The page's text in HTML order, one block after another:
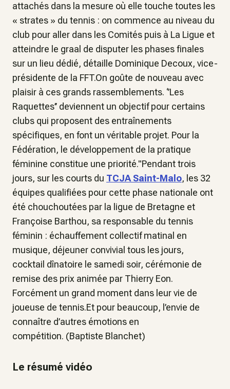
attachés dans la mesure où elle touche toutes les
« strates » du tennis : on commence au niveau du
club pour aller dans les Comités puis à La Ligue et
atteindre le graal de disputer les phases finales
sur un lieu dédié, détaille Dominique Decoux, vice-
présidente de la FFT.On goûte de nouveau avec
plaisir à ces grands rassemblements. ‘’Les
Raquettes’’ deviennent un objectif pour certains
clubs qui proposent des entraînements
spécifiques, en font un véritable projet. Pour la
Fédération, le développement de la pratique
féminine constitue une priorité."Pendant trois
jours, sur les courts du TCJA Saint-Malo, les 32
équipes qualifiées pour cette phase nationale ont
été chouchoutées par la ligue de Bretagne et
Françoise Barthou, sa responsable du tennis
féminin : échauffement collectif matinal en
musique, déjeuner convivial tous les jours,
cocktail dînatoire le samedi soir, cérémonie de
remise des prix animée par Thierry Eon.
Forcément un grand moment dans leur vie de
joueuse de tennis.Et pour beaucoup, l’envie de
connaître d’autres émotions en
compétition. (Baptiste Blanchet)
Le résumé vidéo